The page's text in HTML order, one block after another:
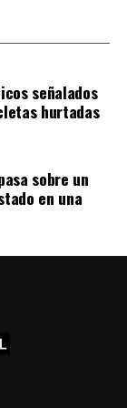
a México en
la presidenta
señalados
hurtadas
sobre un
en una